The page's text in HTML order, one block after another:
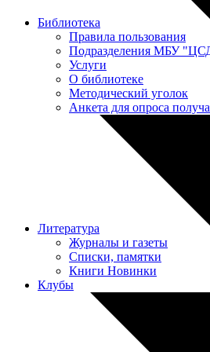
Библиотека
Правила пользования
Подразделения МБУ
Услуги
О библиотеке
Методический уголок
Анкета для опроса
Литература
Журналы и газеты
Списки, памятки
Книги Новинки
Клубы